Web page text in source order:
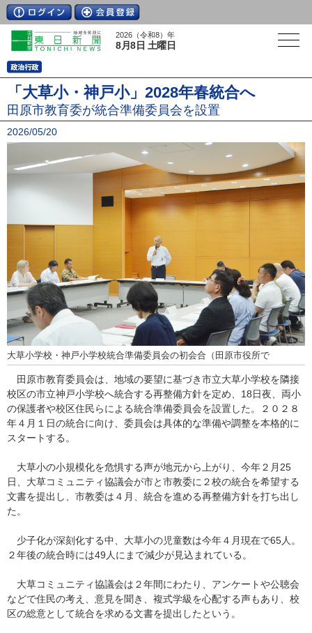
2026（令和8）年
8月8日 土曜日
「大草小・神戸小」2028年春統合へ
田原市教育委が統合準備委員会を設置
2026/05/20
大草小学校・神戸小学校統合準備委員会の初会合（田原市役所で
田原市教育委員会は、地域の要望に基づき市立大草小学校を隣接
校区の市立神戸小学校へ統合する再整備方針を定め、18日夜、両小
の保護者や校区住民らによる統合準備委員会を設置した。２０２８
年４月１日の統合に向け、委員会は具体的な準備や調整を本格的に
スタートする。
大草小の小規模化を危惧する声が地元から上がり、今年２月25
日、大草コミュニティ協議会が市と市教委に２校の統合を希望する
文書を提出し、市教委は４月、統合を進める再整備方針を打ち出し
た。
少子化が深刻化する中、大草小の児童数は今年４月現在で65人。
２年後の統合時には49人にまで減少が見込まれている。
大草コミュニティ協議会は２年間にわたり、アンケートや公聴会
などで住民の考え、意見を聞き、複式学級を心配する声もあり、校
区の総意として統合を求める文書を提出したという。